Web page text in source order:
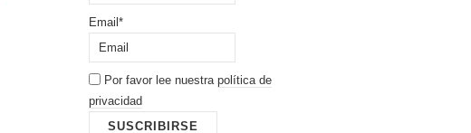
Email*
Por favor lee nuestra política de
privacidad